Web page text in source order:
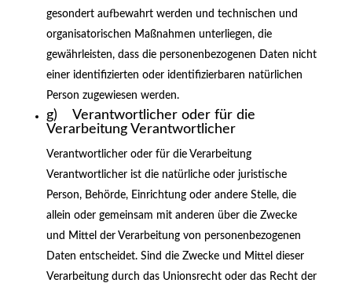
gesondert aufbewahrt werden und technischen und
organisatorischen Maßnahmen unterliegen, die
gewährleisten, dass die personenbezogenen Daten nicht
einer identifizierten oder identifizierbaren natürlichen
Person zugewiesen werden.
g) Verantwortlicher oder für die
Verarbeitung Verantwortlicher
Verantwortlicher oder für die Verarbeitung
Verantwortlicher ist die natürliche oder juristische
Person, Behörde, Einrichtung oder andere Stelle, die
allein oder gemeinsam mit anderen über die Zwecke
und Mittel der Verarbeitung von personenbezogenen
Daten entscheidet. Sind die Zwecke und Mittel dieser
Verarbeitung durch das Unionsrecht oder das Recht der